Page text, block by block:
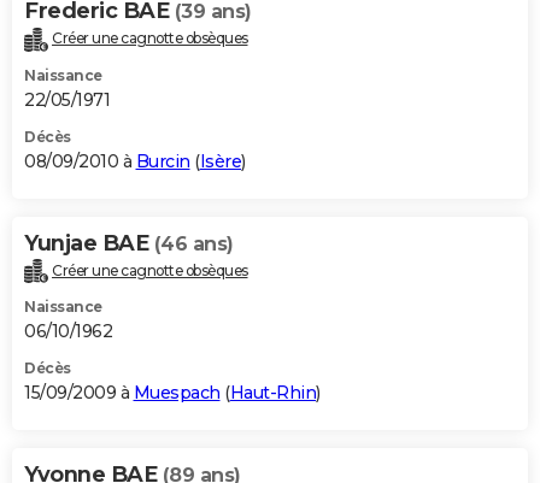
Frederic BAE (39 ans)
Créer une cagnotte obsèques
Naissance
22/05/1971
Décès
08/09/2010 à Burcin (Isère)
Yunjae BAE (46 ans)
Créer une cagnotte obsèques
Naissance
06/10/1962
Décès
15/09/2009 à Muespach (Haut-Rhin)
Yvonne BAE (89 ans)